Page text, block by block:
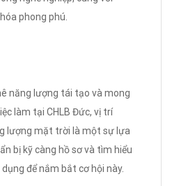
phong phú.
năng lượng tái tạo và mong
làm tại CHLB Đức, vị trí
lượng mặt trời là một sự lựa
bị kỹ càng hồ sơ và tìm hiểu
để nắm bắt cơ hội này.